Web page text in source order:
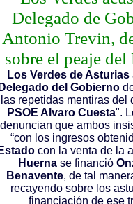
Delegado de
Antonio Trevin,
sobre el peaje del
Los Verdes de Asturias
Delegado del Gobierno
repetidas mentiras del
PSOE Alvaro Cuesta".
denuncian que ambos
“con los ingresos
Estado con la venta de la
Huerna se financió
Benavente, de tal
recayendo sobre los
financiación de ese